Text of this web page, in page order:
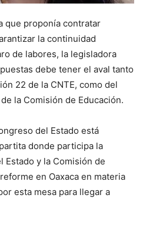
que proponía contratar
la continuidad
de labores, la legisladora
debe tener el aval tanto
22 de la CNTE, como del
la Comisión de Educación.
del Estado está
donde participa la
Estado y la Comisión de
en Oaxaca en materia
esta mesa para llegar a